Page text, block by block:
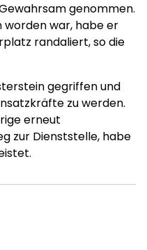
genommen.
war, habe er
randaliert, so die
gegriffen und
zu werden.
erneut
zur Dienststelle, habe